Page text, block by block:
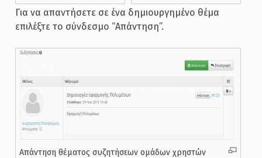
Για να απαντήσετε σε ένα δημιουργημένο θέμα
επιλέξτε το σύνδεσμο “Απάντηση”.
Απάντηση θέματος συζητήσεων ομάδων χρηστών